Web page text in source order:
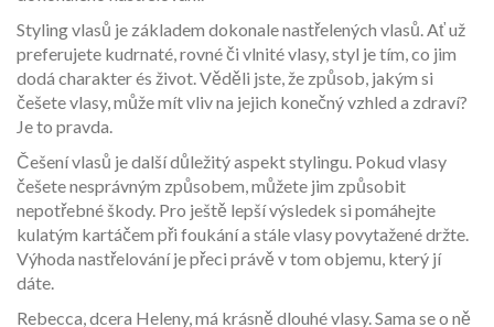
Styling vlasů je základem dokonale nastřelených vlasů. Ať už
preferujete kudrnaté, rovné či vlnité vlasy, styl je tím, co jim
dodá charakter és život. Věděli jste, že způsob, jakým si
češete vlasy, může mít vliv na jejich konečný vzhled a zdraví?
Je to pravda.
Češení vlasů je další důležitý aspekt stylingu. Pokud vlasy
češete nesprávným způsobem, můžete jim způsobit
nepotřebné škody. Pro ještě lepší výsledek si pomáhejte
kulatým kartáčem při foukání a stále vlasy povytažené držte.
Výhoda nastřelování je přeci právě v tom objemu, který jí
dáte.
Rebecca, dcera Heleny, má krásně dlouhé vlasy. Sama se o ně